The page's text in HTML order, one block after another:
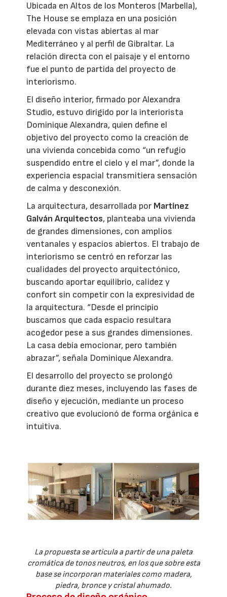
Ubicada en Altos de los Monteros (Marbella),
The House se emplaza en una posición
elevada con vistas abiertas al mar
Mediterráneo y al perfil de Gibraltar. La
relación directa con el paisaje y el entorno
fue el punto de partida del proyecto de
interiorismo.
El diseño interior, firmado por Alexandra
Studio, estuvo dirigido por la interiorista
Dominique Alexandra, quien define el
objetivo del proyecto como la creación de
una vivienda concebida como “un refugio
suspendido entre el cielo y el mar”, donde la
experiencia espacial transmitiera sensación
de calma y desconexión.
La arquitectura, desarrollada por Martínez
Galván Arquitectos, planteaba una vivienda
de grandes dimensiones, con amplios
ventanales y espacios abiertos. El trabajo de
interiorismo se centró en reforzar las
cualidades del proyecto arquitectónico,
buscando aportar equilibrio, calidez y
confort sin competir con la expresividad de
la arquitectura. “Desde el principio
buscamos que cada espacio resultara
acogedor pese a sus grandes dimensiones.
La casa debía emocionar, pero también
abrazar”, señala Dominique Alexandra.
El desarrollo del proyecto se prolongó
durante diez meses, incluyendo las fases de
diseño y ejecución, mediante un proceso
creativo que evolucionó de forma orgánica e
intuitiva.
La propuesta se articula a partir de una paleta
cromática de tonos neutros, en los que sobre esta
base se incorporan materiales como madera,
piedra, bronce y cristal ahumado.